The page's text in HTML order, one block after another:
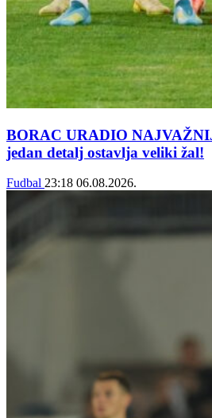
BORAC URADIO
jedan detalj ostavlja veliki žal!
Fudbal 23:18 06.08.2026.